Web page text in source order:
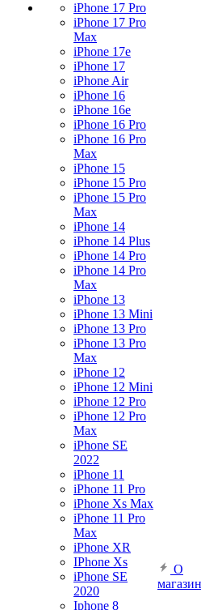
iPhone 17 Pro
iPhone 17 Pro
Max
iPhone 17e
iPhone 17
iPhone Air
iPhone 16
iPhone 16e
iPhone 16 Pro
iPhone 16 Pro
Max
iPhone 15
iPhone 15 Pro
iPhone 15 Pro
Max
iPhone 14
iPhone 14 Plus
iPhone 14 Pro
iPhone 14 Pro
Max
iPhone 13
iPhone 13 Mini
iPhone 13 Pro
iPhone 13 Pro
Max
iPhone 12
iPhone 12 Mini
iPhone 12 Pro
iPhone 12 Pro
Max
iPhone SE
2022
iPhone 11
iPhone 11 Pro
iPhone Xs Max
iPhone 11 Pro
Max
iPhone XR
IPhone Xs
iPhone SE
2020
Iphone 8
О